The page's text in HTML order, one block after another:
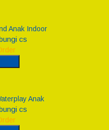
Anak Indoor
cs
Anak
cs